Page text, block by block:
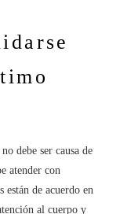
debe ser causa de
atender con
de acuerdo en
al cuerpo y